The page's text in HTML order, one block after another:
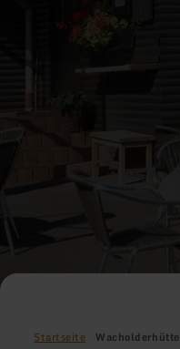
Startseite Wacholderhütte